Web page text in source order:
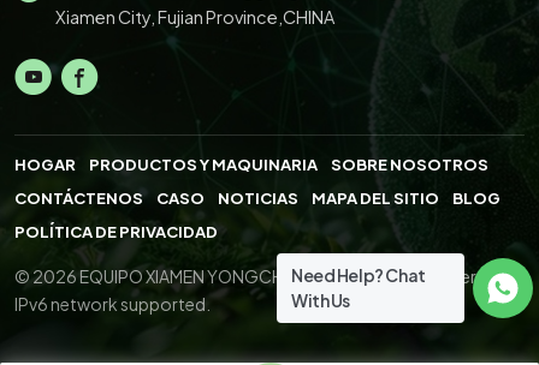
Xiamen City, Fujian Province,CHINA
HOGAR PRODUCTOS Y MAQUINARIA
SOBRE NOSOTROS
CONTÁCTENOS
CASO NOTICIAS MAPA DEL SITIO
BLOG
POLÍTICA DE PRIVACIDAD
© 2026 EQUIPO XIAMEN YONGCHENG.,LTD. All Right Reserved.
IPv6 network supported.
Need Help? Chat
With Us